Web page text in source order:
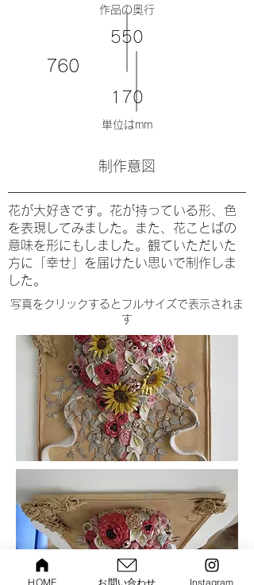
​作品の奥行
550
760
170
単位はmm
​制作意図
花が大好きです。花が持っている形、色
を表現してみました。また、花ことばの
意味を形にもしました。観ていただいた
方に「幸せ」を届けたい思いで制作しま
した。
​写真をクリックするとフルサイズで表示されま
す
HOME お問い合わせ Instagram